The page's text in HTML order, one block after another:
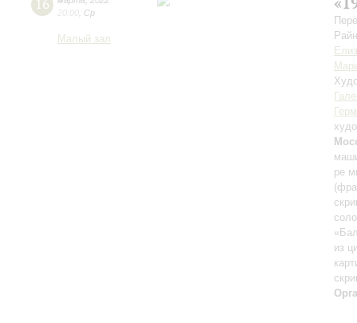
16
20:00 Ср
Малый зал
ре
из